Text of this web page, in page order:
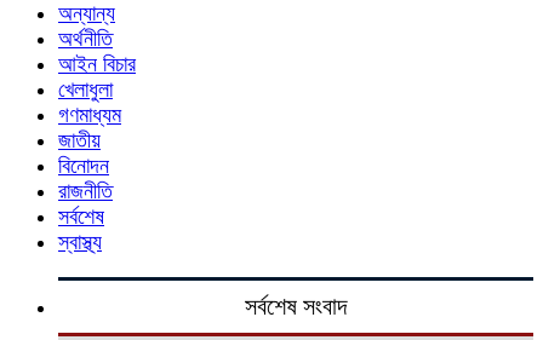
অন্যান্য
অর্থনীতি
আইন বিচার
খেলাধুলা
গণমাধ্যম
জাতীয়
বিনোদন
রাজনীতি
সর্বশেষ
স্বাস্থ্য
সর্বশেষ সংবাদ